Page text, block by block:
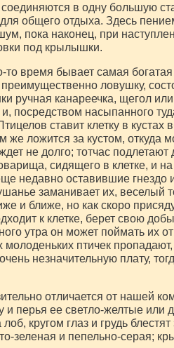
в одну большую
общего отдыха. Здесь
пока наконец, при
под крылышки.
то время бывает самая
ловушку,
ручная канареечка, щегол
посредством насыпанного
ставит клетку в кустах
же ложится за кустом, откуда
не долго; тотчас подлетают
сидящего в клетке, и на
недавно оставившие гнездо
заманивает их, веселый
и ближе, но как скоро
к клетке, берет свою
утра он может поймать их
молоденьких птичек
незначительную плату,
отличается от нашей
и перья ее светло-желтые или
кругом глаз и грудь блестят
зеленая и пепельно-серая;